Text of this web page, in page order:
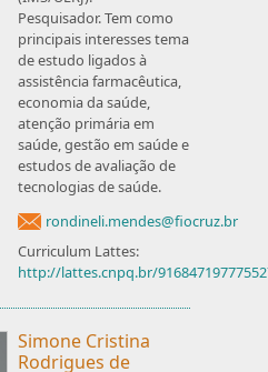
Pesquisador. Tem como
principais interesses tema
de estudo ligados à
assistência farmacêutica,
economia da saúde,
atenção primária em
saúde, gestão em saúde e
estudos de avaliação de
tecnologias de saúde.
rondineli.mendes@fiocruz.br
Curriculum Lattes:
http://lattes.cnpq.br/
Simone Cristina
Rodrigues de